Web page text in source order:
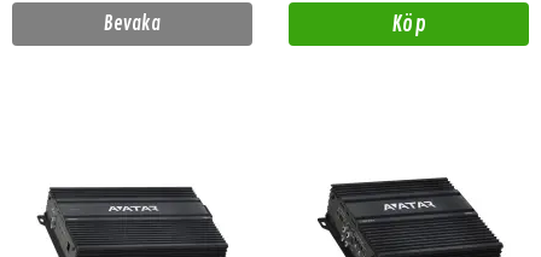
Bevaka Köp